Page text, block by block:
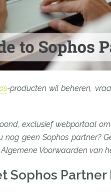
-producten wil beheren,
exclusief webportaal
geen Sophos partner?
Voorwaarden van
Sophos Partner